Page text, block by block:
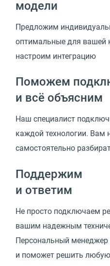
модели
Предложим
оптимальные для вашей
настроим интеграцию
Поможем
и всё объясним
Наш специалист
каждой технологии. Вам
самостоятельно
Поддержим
и ответим
Не просто подключаем
вашим надежным
Персональный менеджер
и поможет решить